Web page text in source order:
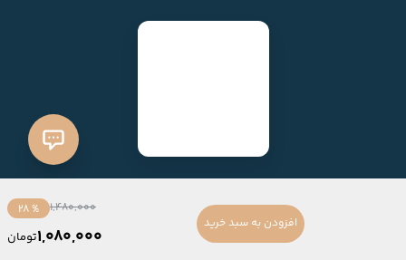
1,480,000
% 28
1,080,000تومان
افزودن به سبد خرید
ساخته شده بافروشگاه ساز میهن شاپ